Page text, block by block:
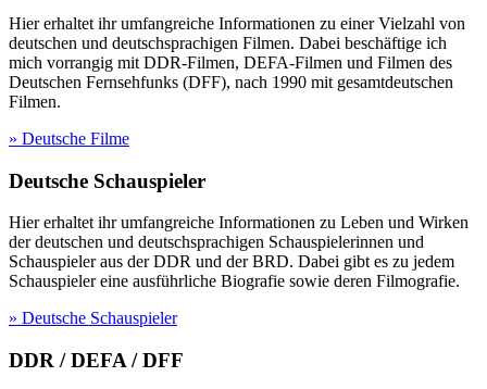
Hier erhaltet ihr umfangreiche Informationen zu einer Vielzahl von
deutschen und deutschsprachigen Filmen. Dabei beschäftige ich
mich vorrangig mit DDR-Filmen, DEFA-Filmen und Filmen des
Deutschen Fernsehfunks (DFF), nach 1990 mit gesamtdeutschen
Filmen.
» Deutsche Filme
Deutsche Schauspieler
Hier erhaltet ihr umfangreiche Informationen zu Leben und Wirken
der deutschen und deutschsprachigen Schauspielerinnen und
Schauspieler aus der DDR und der BRD. Dabei gibt es zu jedem
Schauspieler eine ausführliche Biografie sowie deren Filmografie.
» Deutsche Schauspieler
DDR / DEFA / DFF